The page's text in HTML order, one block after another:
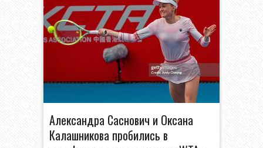
Александра Саснович и Оксана
Калашникова пробились в